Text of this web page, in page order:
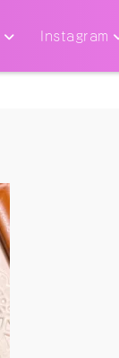
Instagram